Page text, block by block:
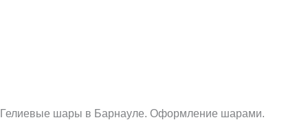
Гелиевые шары в Барнауле. Оформление шарами.